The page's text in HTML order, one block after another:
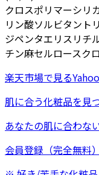
クロスポリマーシリ
リン酸ソルビタン ト
ジペンタエリスリチ
チン麻セルロースク
楽天市場で見る
肌に合う化粧品を見
あなたの肌に合わな
会員登録（完全無料）